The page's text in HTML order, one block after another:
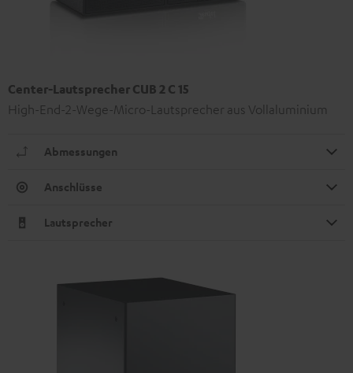
Center-Lautsprecher CUB 2 C 15
High-End-2-Wege-Micro-Lautsprecher aus Vollaluminium
Abmessungen
Anschlüsse
Lautsprecher